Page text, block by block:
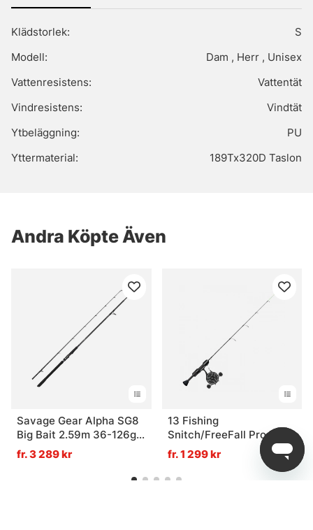
Klädstorlek:
S
Modell:
Dam , Herr , Unisex
Vattenresistens:
Vattentät
Vindresistens:
Vindtät
Ytbeläggning:
PU
Yttermaterial:
189Tx320D Taslon
Andra Köpte Även
Savage Gear Alpha SG8
Big Bait 2.59m 36-126g
2P S
fr. 3 289 kr
13 Fishing
Snitch/FreeFall Pro Inline
Ice Combo
fr. 1 299 kr